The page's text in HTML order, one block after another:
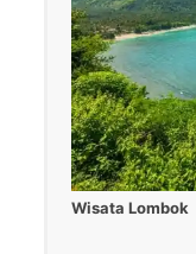
Wisata Lombok